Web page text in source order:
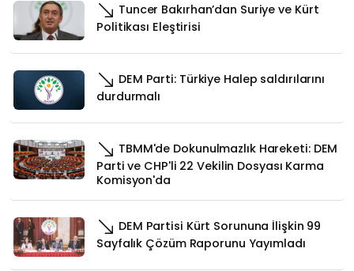
Tuncer Bakırhan’dan Suriye ve Kürt
Politikası Eleştirisi
DEM Parti: Türkiye Halep saldırılarını
durdurmalı
TBMM'de Dokunulmazlık Hareketi: DEM
Parti ve CHP'li 22 Vekilin Dosyası Karma
Komisyon'da
DEM Partisi Kürt Sorununa İlişkin 99
Sayfalık Çözüm Raporunu Yayımladı